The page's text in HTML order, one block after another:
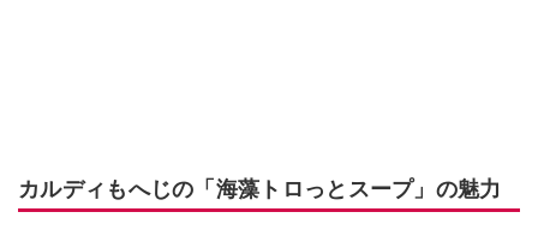
カルディもへじの「海藻トロっとスープ」の魅力